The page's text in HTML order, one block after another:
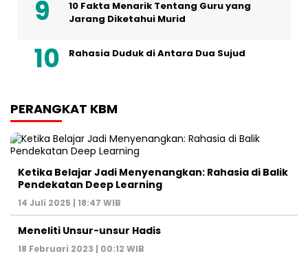
10 Fakta Menarik Tentang Guru yang
Jarang Diketahui Murid
Rahasia Duduk di Antara Dua Sujud
PERANGKAT KBM
Ketika Belajar Jadi Menyenangkan: Rahasia di Balik
Pendekatan Deep Learning
14 Juli 2025 | 18:47 WIB
Meneliti Unsur-unsur Hadis
18 Februari 2023 | 00:12 WIB